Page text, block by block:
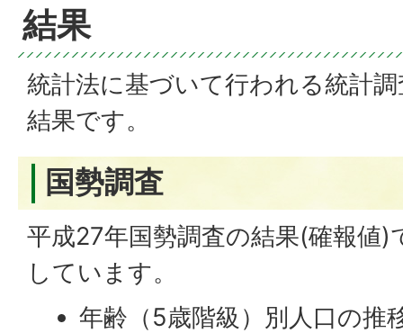
結果
統計法に基づいて行われる統計
結果です。
国勢調査
平成27年国勢調査の結果(確報値)
しています。
年齢（5歳階級）別人口の推